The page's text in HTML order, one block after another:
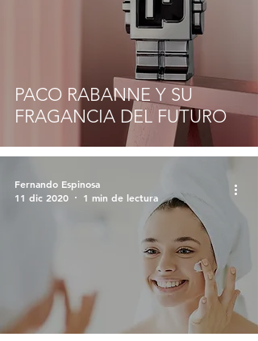
PACO RABANNE Y SU
FRAGANCIA DEL FUTURO
Fernando Espinosa
11 dic 2020
1 min de lectura